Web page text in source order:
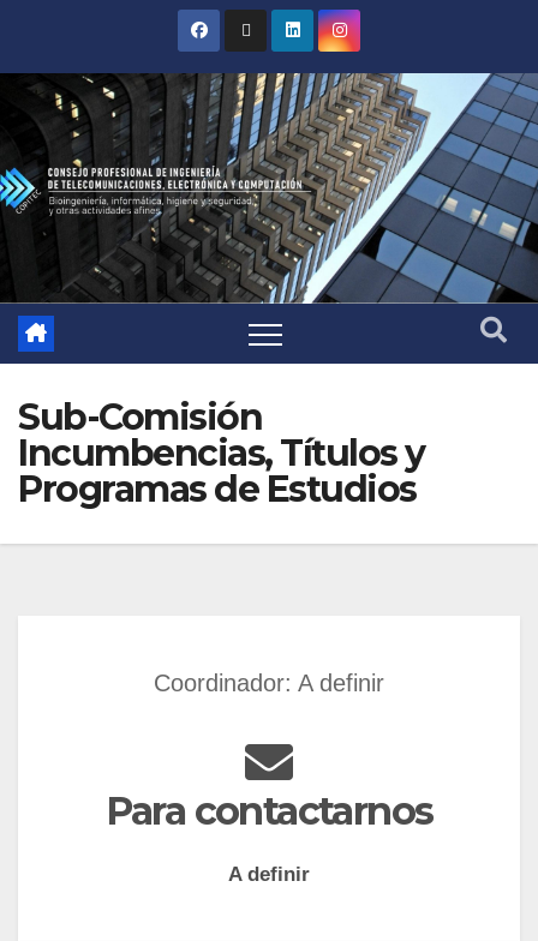
Sub-Comisión
Incumbencias, Títulos y
Programas de Estudios
Coordinador: A definir
Para contactarnos
A definir